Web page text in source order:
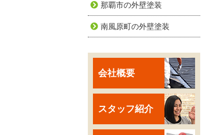
那覇市の外壁塗装
南風原町の外壁塗装
会社概要
スタッフ紹介